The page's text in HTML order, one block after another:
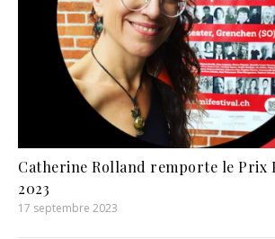
Catherine Rolland remporte le Prix
2023
17 septembre 2023